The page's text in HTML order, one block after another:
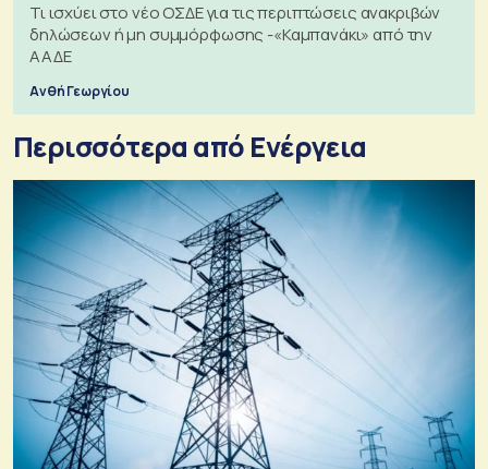
Τι ισχύει στο νέο ΟΣΔΕ για τις περιπτώσεις ανακριβών
δηλώσεων ή μη συμμόρφωσης -«Καμπανάκι» από την
ΑΑΔΕ
Ανθή Γεωργίου
Περισσότερα από Ενέργεια